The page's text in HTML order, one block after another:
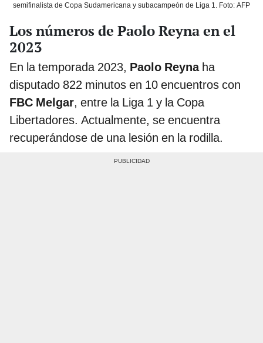
semifinalista de Copa Sudamericana y subacampeón de Liga 1. Foto: AFP
Los números de Paolo Reyna en el
2023
En la temporada 2023, Paolo Reynaha
disputado 822 minutos en 10 encuentros con
FBC Melgar, entre la Liga 1 y la Copa
Libertadores. Actualmente, se encuentra
recuperándose de una lesión en la rodilla.